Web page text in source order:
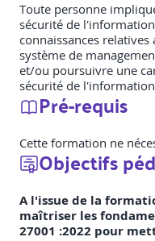
Toute personne
sécurité de
connaissances
système de
et/ou poursuivre une
sécurité de
Pré-requis
Cette formation ne
Objectifs
A l'issue de la
maîtriser les
27001 :2022 pour